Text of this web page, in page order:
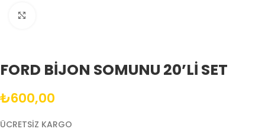
FORD BİJON SOMUNU 20’Lİ SET
₺600,00
ÜCRETSİZ KARGO